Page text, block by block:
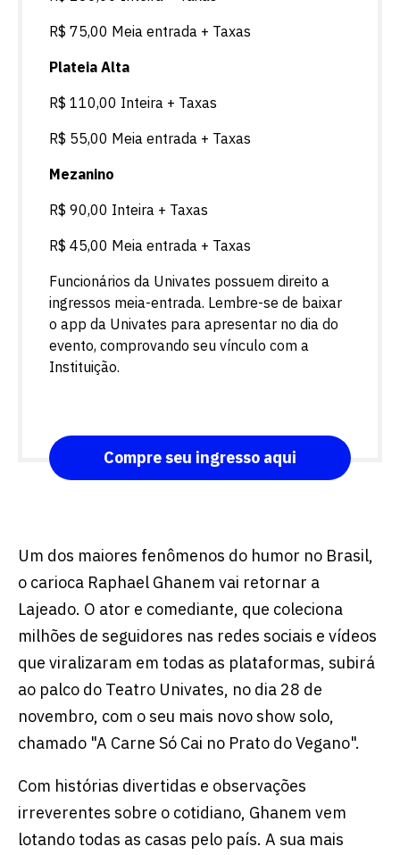
Um dos maiores fenômenos do humor no Brasil,
o carioca Raphael Ghanem vai retornar a
Lajeado. O ator e comediante, que coleciona
milhões de seguidores nas redes sociais e vídeos
que viralizaram em todas as plataformas, subirá
ao palco do Teatro Univates, no dia 28 de
novembro, com o seu mais novo show solo,
chamado "A Carne Só Cai no Prato do Vegano".
Com histórias divertidas e observações
irreverentes sobre o cotidiano, Ghanem vem
lotando todas as casas pelo país. A sua mais
R$ 75,00 Meia entrada + Taxas
Plateia Alta
R$ 110,00 Inteira + Taxas
R$ 55,00 Meia entrada + Taxas
Mezanino
R$ 90,00 Inteira + Taxas
R$ 45,00 Meia entrada + Taxas
Funcionários da Univates possuem direito a
ingressos meia-entrada. Lembre-se de baixar
o app da Univates para apresentar no dia do
evento, comprovando seu vínculo com a
Instituição.
Compre seu ingresso aqui